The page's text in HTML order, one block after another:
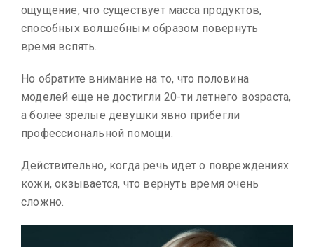
ощущение, что существует масса продуктов,
способных волшебным образом повернуть
время вспять.
Но обратите внимание на то, что половина
моделей еще не достигли 20-ти летнего возраста,
а более зрелые девушки явно прибегли
профессиональной помощи.
Действительно, когда речь идет о повреждениях
кожи, окзывается, что вернуть время очень
сложно.